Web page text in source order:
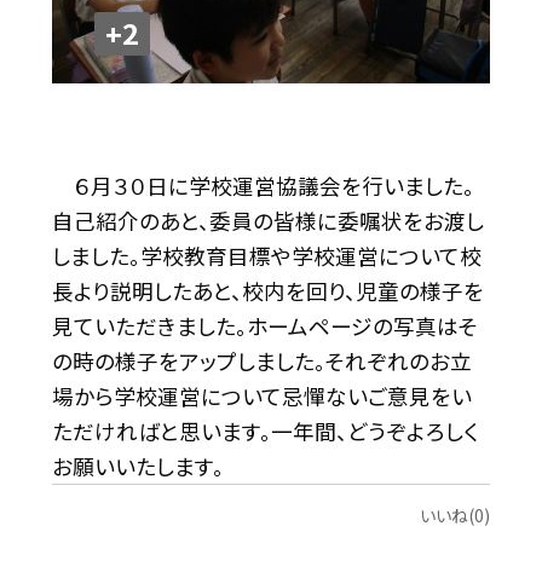
+2
６月３０日に学校運営協議会を行いました。
自己紹介のあと、委員の皆様に委嘱状をお渡し
しました。学校教育目標や学校運営について校
長より説明したあと、校内を回り、児童の様子を
見ていただきました。ホームページの写真はそ
の時の様子をアップしました。それぞれのお立
場から学校運営について忌憚ないご意見をい
ただければと思います。一年間、どうぞよろしく
お願いいたします。
いいね(0)